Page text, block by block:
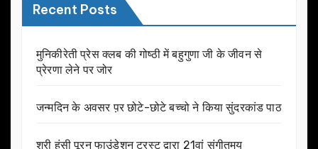
Recent Posts
मुनिकीरेती प्रेस क्लब की गोष्ठी में बहुगुणा जी के जीवन से
प्रेरणा लेने पर जोर
जन्मदिन के अवसर प़र छोटे-छोटे बच्चो ने किया सुंदरकांड पाठ
श्री हंसी पूरन फाउंडेशन ट्रस्ट द्वारा 21वां संगीतमय